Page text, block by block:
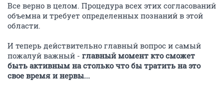
Все верно в целом. Процедура всех этих согласований
объемна и требует определенных познаний в этой
области.
И теперь действительно главный вопрос и самый
пожалуй важный - главный момент кто сможет
быть активным на столько что бы тратить на это
свое время и нервы...